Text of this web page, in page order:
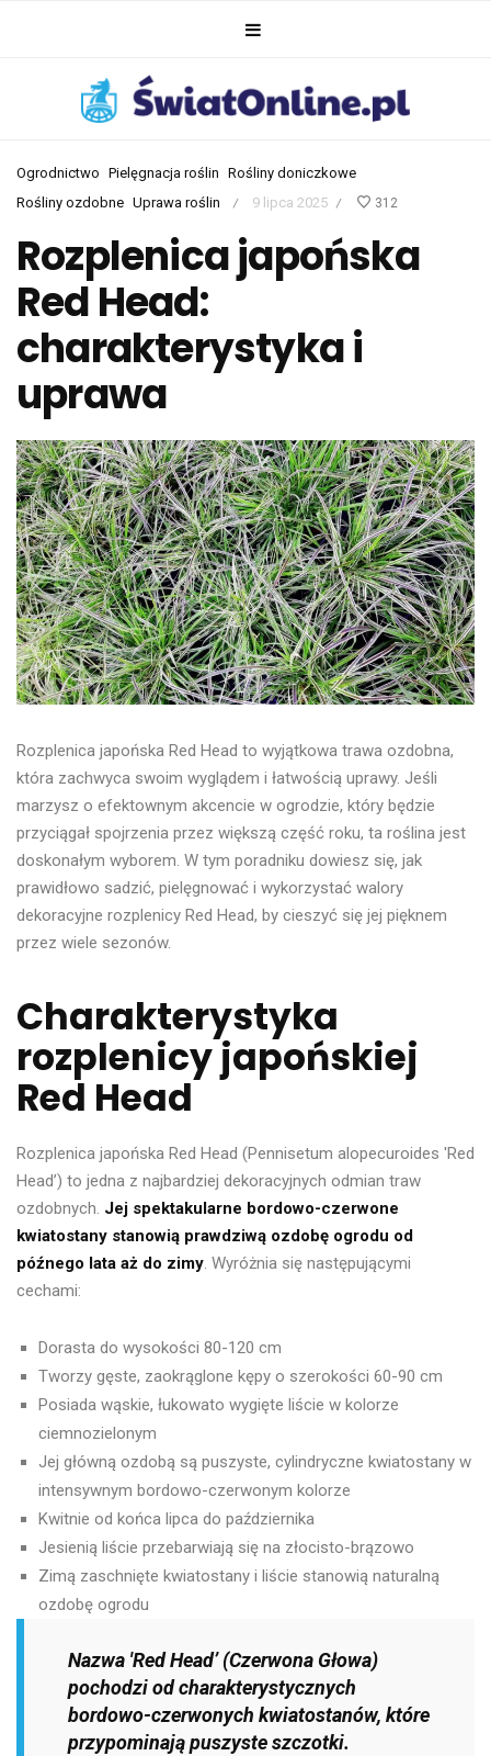
Ogrodnictwo Pielęgnacja roślin Rośliny doniczkowe
Rośliny ozdobne Uprawa roślin / 9 lipca 2025 / 312
Rozplenica japońska
Red Head:
charakterystyka i
uprawa
Rozplenica japońska Red Head to wyjątkowa trawa ozdobna,
która zachwyca swoim wyglądem i łatwością uprawy. Jeśli
marzysz o efektownym akcencie w ogrodzie, który będzie
przyciągał spojrzenia przez większą część roku, ta roślina jest
doskonałym wyborem. W tym poradniku dowiesz się, jak
prawidłowo sadzić, pielęgnować i wykorzystać walory
dekoracyjne rozplenicy Red Head, by cieszyć się jej pięknem
przez wiele sezonów.
Charakterystyka
rozplenicy japońskiej
Red Head
Rozplenica japońska Red Head (Pennisetum alopecuroides 'Red
Head’) to jedna z najbardziej dekoracyjnych odmian traw
ozdobnych. Jej spektakularne bordowo-czerwone
kwiatostany stanowią prawdziwą ozdobę ogrodu od
późnego lata aż do zimy. Wyróżnia się następującymi
cechami:
Dorasta do wysokości 80-120 cm
Tworzy gęste, zaokrąglone kępy o szerokości 60-90 cm
Posiada wąskie, łukowato wygięte liście w kolorze
ciemnozielonym
Jej główną ozdobą są puszyste, cylindryczne kwiatostany w
intensywnym bordowo-czerwonym kolorze
Kwitnie od końca lipca do października
Jesienią liście przebarwiają się na złocisto-brązowo
Zimą zaschnięte kwiatostany i liście stanowią naturalną
ozdobę ogrodu
Nazwa 'Red Head’ (Czerwona Głowa)
pochodzi od charakterystycznych
bordowo-czerwonych kwiatostanów, które
przypominają puszyste szczotki.